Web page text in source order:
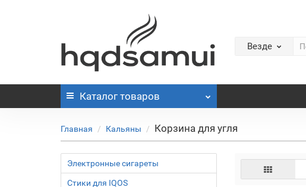
Везде
Каталог товаров
Главная Кальяны Корзина для угля
Электронные сигареты
Стики для IQOS